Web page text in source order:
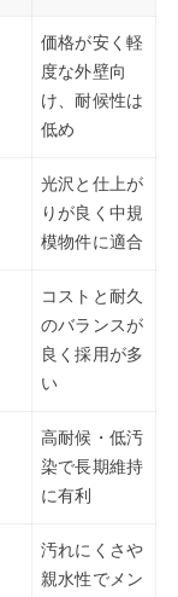
価格が安く軽
度な外壁向
け、耐候性は
低め
光沢と仕上が
りが良く中規
模物件に適合
コストと耐久
のバランスが
良く採用が多
い
高耐候・低汚
染で長期維持
に有利
汚れにくさや
親水性でメン